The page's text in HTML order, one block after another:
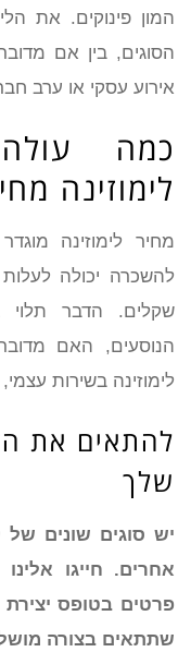
המון פינוקים. את
הסוגים, בין אם
אירוע עסקי או ערב
כמה
לימוזינה
מחיר לימוזינה
להשכרה יכולה
שקלים. הדבר
הנוסעים, האם
לימוזינה בשירות
להתאים את
שלך
יש סוגים שונים של
פרטים בטופס יצירת
שתתאים בצורה